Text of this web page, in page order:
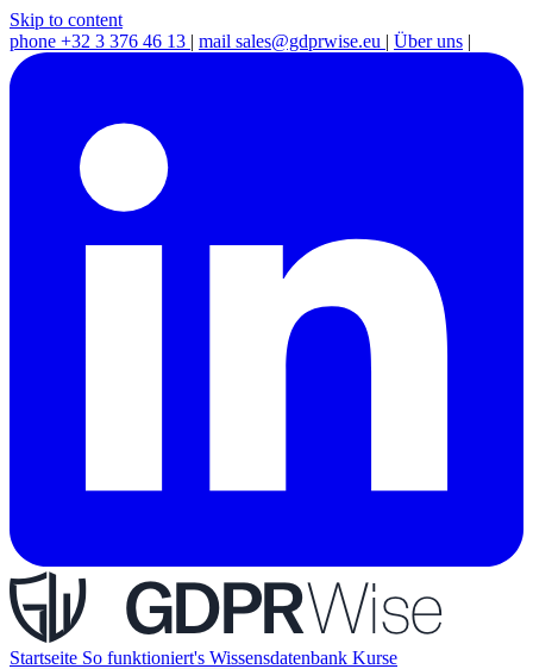
Skip to content
phone +32 3 376 46 13 | mail sales@gdprwise.eu | Über uns |
Startseite So funktioniert's Wissensdatenbank Kurse